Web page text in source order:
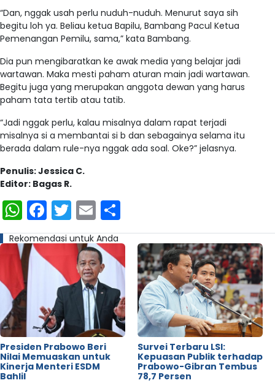
“Dan, nggak usah perlu nuduh-nuduh. Menurut saya sih
begitu loh ya. Beliau ketua Bapilu, Bambang Pacul Ketua
Pemenangan Pemilu, sama,” kata Bambang.
Dia pun mengibaratkan ke awak media yang belajar jadi
wartawan. Maka mesti paham aturan main jadi wartawan.
Begitu juga yang merupakan anggota dewan yang harus
paham tata tertib atau tatib.
“Jadi nggak perlu, kalau misalnya dalam rapat terjadi
misalnya si a membantai si b dan sebagainya selama itu
berada dalam rule-nya nggak ada soal. Oke?” jelasnya.
Penulis: Jessica C.
Editor: Bagas R.
WhatsApp
Facebook
Twitter
Email
Rekomendasi untuk Anda
Presiden Prabowo Beri
Nilai Memuaskan untuk
Kinerja Menteri ESDM
Bahlil
Survei Terbaru LSI:
Kepuasan Publik terhadap
Prabowo-Gibran Tembus
78,7 Persen